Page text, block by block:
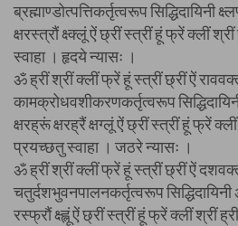
ब्रह्माण्डोत्पत्तिकर्तृत्वरूप सिद्धिदायिनी
क्षरस्त्रौं क्ष्क्लूं ऐं छ्रीं स्त्रीं हूं फ्रें क्लीं
स्वाहा । हृदये न्यासः ।
ॐ ह्रीं श्रीं क्लीं फ्रें हूं स्त्रीं छ्रीं ऐं
कामक्रोधवशीकरणकर्तृत्वरूप
क्षरह्रूं क्षरह्रैं क्षग्लूं ऐं छ्रीं स्त्रीं हूं फ्रें
प्रयच्छतु स्वाहा । जठरे न्यासः ।
ॐ ह्रीं श्रीं क्लीं फ्रें हूं स्त्रीं छ्रीं ऐं
चतुर्दशभुवनपालनकर्तृत्वरूप सिद्धिदायिनी
रस्फ्रौं क्ष्ह्लूं ऐं छ्रीं स्त्रीं हूं फ्रें क्लीं श्रीं